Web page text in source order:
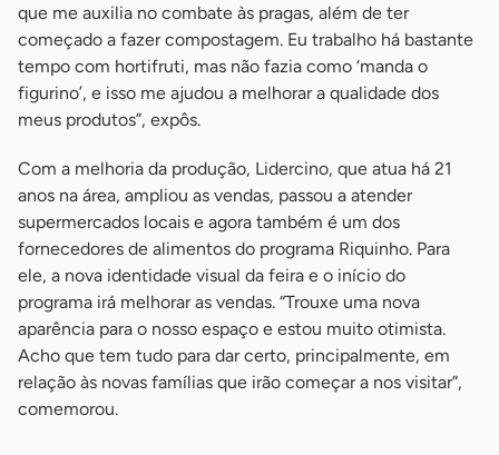
que me auxilia no combate às pragas, além de ter
começado a fazer compostagem. Eu trabalho há bastante
tempo com hortifruti, mas não fazia como ‘manda o
figurino’, e isso me ajudou a melhorar a qualidade dos
meus produtos”, expôs.
Com a melhoria da produção, Lidercino, que atua há 21
anos na área, ampliou as vendas, passou a atender
supermercados locais e agora também é um dos
fornecedores de alimentos do programa Riquinho. Para
ele, a nova identidade visual da feira e o início do
programa irá melhorar as vendas. “Trouxe uma nova
aparência para o nosso espaço e estou muito otimista.
Acho que tem tudo para dar certo, principalmente, em
relação às novas famílias que irão começar a nos visitar”,
comemorou.